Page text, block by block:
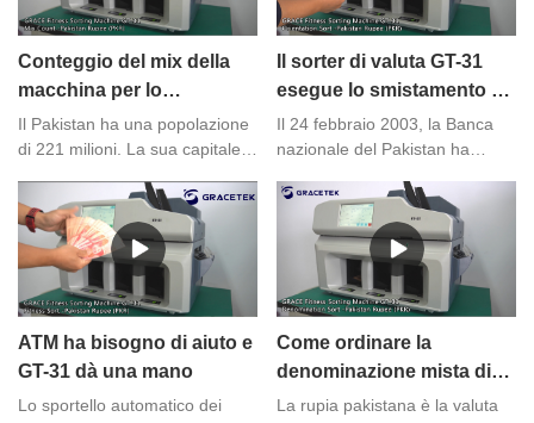
Conteggio del mix della
macchina per lo
smistamento delle valute
per le rupie pakistane
Il Pakistan ha una popolazione
di 221 milioni. La sua capitale è
rupia pakistana. È una delle
valute più utilizzate al
mondo.La banca ha bisogno di
cancellare denaro ogni giorno.
Senza una macchina adatta,
ridotta. La selezionatrice fitness
del marchio Grace GT-31 è
molto adatta per il centro di
Il sorter di valuta GT-31
esegue lo smistamento di
orientamento per le
banconote miste
Il 24 febbraio 2003, la Banca
nazionale del Pakistan ha
per il regolamento nelle sue
attività di esportazione,
rendendo il Pakistan il quinto
paese a utilizzare il RMB per il
regolamento delle
banconota ha quattro
orientamenti e li chiamiamo A,
B, C e D. La maggior parte
ATM ha bisogno di aiuto e
GT-31 dà una mano
Lo sportello automatico dei
Come ordinare la
denominazione mista di
rupie pakistane?
La rupia pakistana è la valuta